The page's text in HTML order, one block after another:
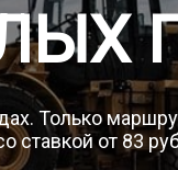
Только
ставкой от 83